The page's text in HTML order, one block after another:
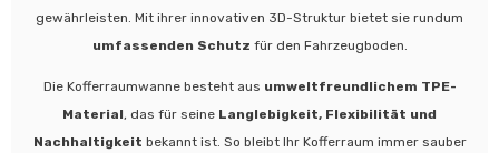
gewährleisten. Mit ihrer innovativen 3D-Struktur bietet sie rundum
umfassenden Schutz für den Fahrzeugboden.
Die Kofferraumwanne besteht aus umweltfreundlichem TPE-
Material, das für seine Langlebigkeit, Flexibilität und
Nachhaltigkeit bekannt ist. So bleibt Ihr Kofferraum immer sauber